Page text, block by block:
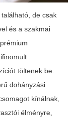
található, de csak
és a szakmai
töltenek be.
dohányzási
kínálnak,
élményre,